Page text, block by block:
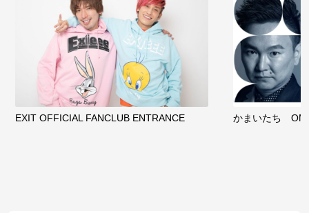
EXIT OFFICIAL FANCLUB ENTRANCE かまいたち